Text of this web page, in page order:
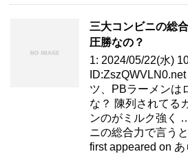
三大コンビニの総
圧勝なの？
1: 2024/05/22(水)
ツ、PBラーメンは
な？ 陳列されてる
ンのがミルク強く
ニの総合力で言う
first appeared on